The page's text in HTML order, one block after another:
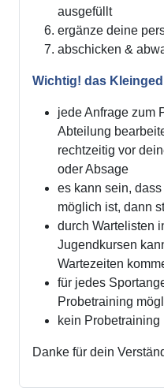
ausgefüllt
ergänze deine
abschicken &
Wichtig! das
jede Anfrage zum
Abteilung
rechtzeitig vor
oder Absage
es kann sein,
möglich ist, dann
durch Wartelisten
Jugendkursen
Wartezeiten
für jedes
Probetraining
kein
Danke für dein